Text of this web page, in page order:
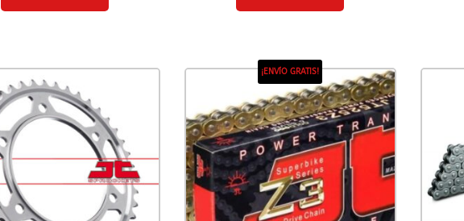
¡ENVÍO GRATIS!